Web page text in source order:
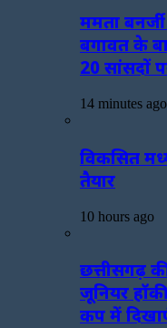
ममता
बगावत के
20 सांसदों
14 minutes ago
विकसित
तैयार
10 hours ago
छत्तीसगढ़
जूनियर
कप में